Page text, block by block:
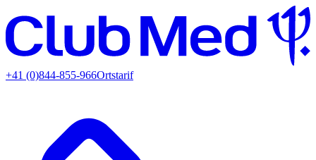
+41 (0)844-855-966Ortstarif